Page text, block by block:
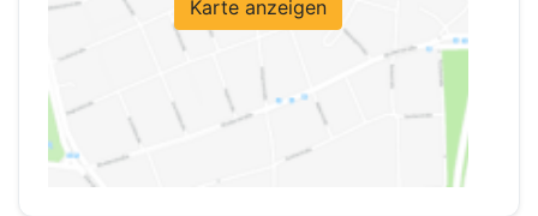
Karte anzeigen